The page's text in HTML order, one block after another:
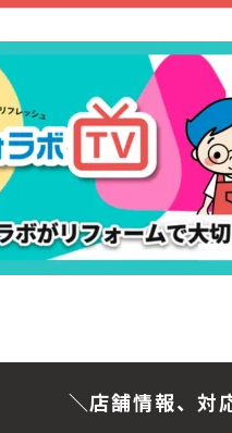
＼店舗情報、対